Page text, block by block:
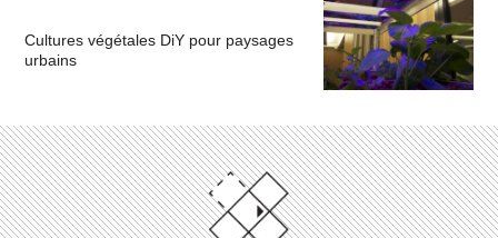
Cultures végétales DiY pour paysages
urbains